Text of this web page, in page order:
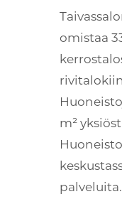
omistaa
m²